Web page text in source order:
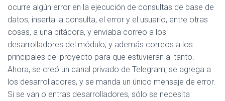
ocurre algún error en la ejecución de consultas de base de
datos, inserta la consulta, el error y el usuario, entre otras
cosas, a una bitácora, y enviaba correo a los
desarrolladores del módulo, y además correos a los
principales del proyecto para que estuvieran al tanto.
Ahora, se creó un canal privado de Telegram, se agrega a
los desarrolladores, y se manda un único mensaje de error.
Si se van o entras desarrolladores, sólo se necesita